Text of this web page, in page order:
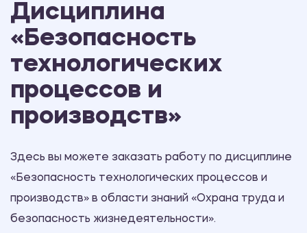
Дисциплина
«Безопасность
технологических
процессов и
производств»
Здесь вы можете заказать работу по дисциплине
«Безопасность технологических процессов и
производств» в области знаний «Охрана труда и
безопасность жизнедеятельности».